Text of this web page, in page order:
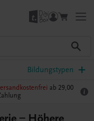
Bildungstypen
ab 29,00